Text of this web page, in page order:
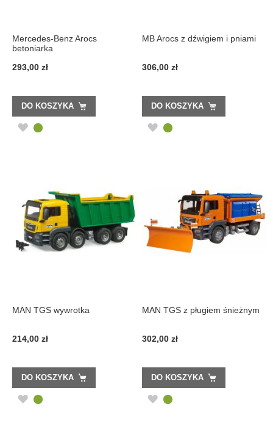
Mercedes-Benz Arocs
betoniarka
293,00 zł
DO KOSZYKA
DODAJ
ŻYCZEŃ
MB Arocs z dźwigiem i pniami
306,00 zł
DO KOSZYKA
DODAJ
ŻYCZEŃ
MAN TGS wywrotka
214,00 zł
DO KOSZYKA
DODAJ
MAN TGS z pługiem śnieżnym
302,00 zł
DO KOSZYKA
DODAJ